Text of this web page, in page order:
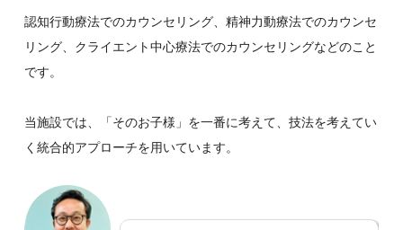
認知行動療法でのカウンセリング、精神力動療法でのカウンセ
リング、クライエント中心療法でのカウンセリングなどのこと
です。
当施設では、「そのお子様」を一番に考えて、技法を考えてい
く統合的アプローチを用いています。